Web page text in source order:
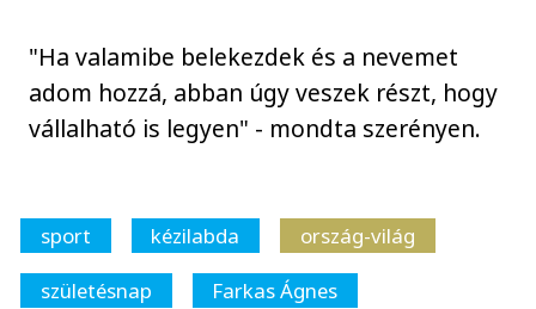
"Ha valamibe belekezdek és a nevemet
adom hozzá, abban úgy veszek részt, hogy
vállalható is legyen" - mondta szerényen.
sport kézilabda
ország-világ
születésnap
Farkas Ágnes